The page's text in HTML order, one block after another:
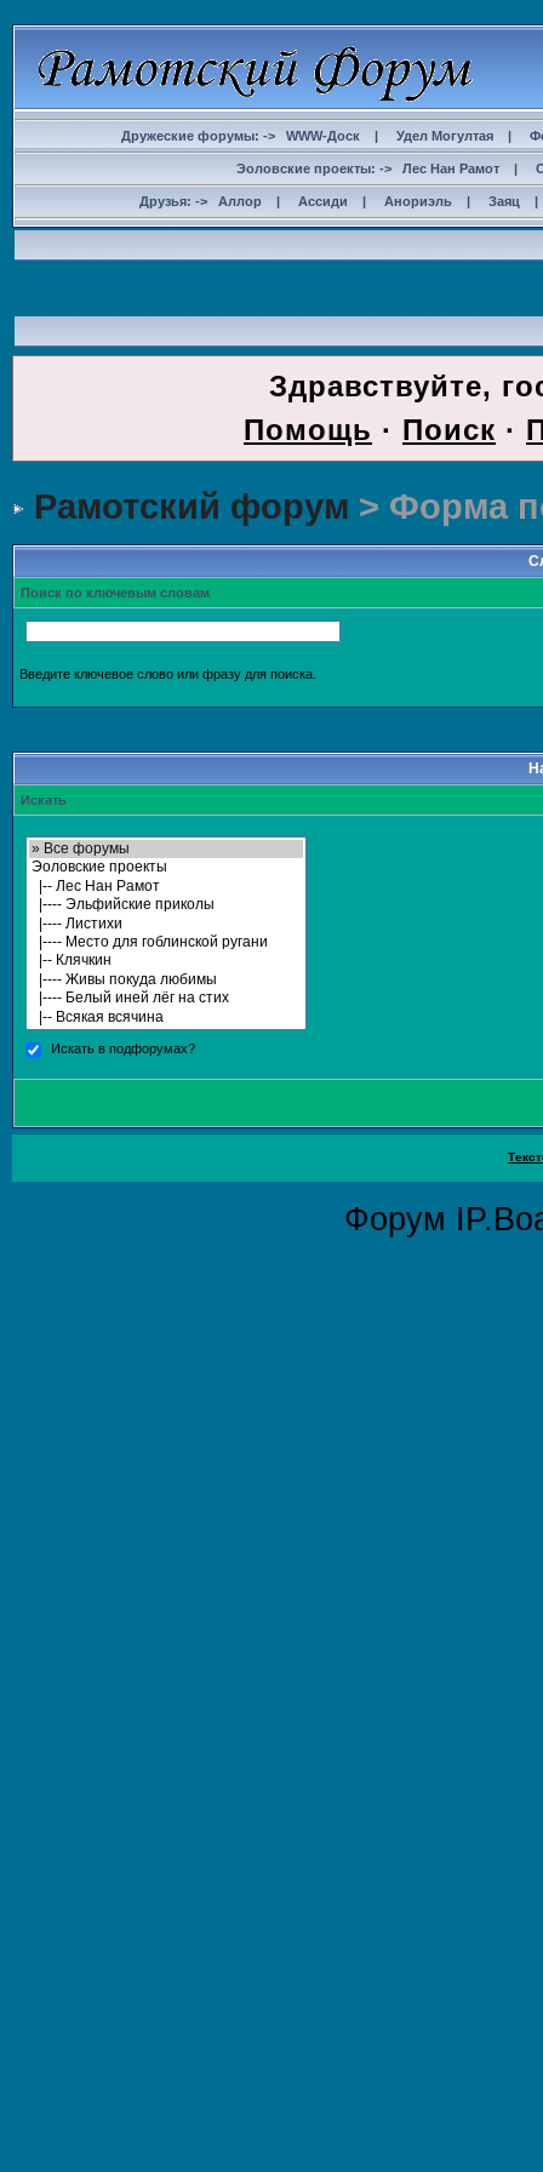
Дружеские форумы: -> WWW-Доск | Удел Могултая |
Эоловские проекты: -> Лес Нан Рамот |
Друзья: -> Аллор | Ассиди | Анориэль | Заяц
Здравствуйте,
Помощь · Поиск ·
Рамотский форум > Форма
Поиск по ключевым словам
Введите ключевое слово или фразу для поиска.
Искать
Искать в подфорумах?
Форум